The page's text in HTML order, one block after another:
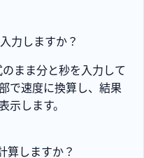
力しますか？
まま分と秒を入力して
で速度に換算し、結果
示します。
算しますか？